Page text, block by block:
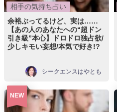
相手の気持ち占い
余裕ぶってるけど、実は……
【あの人のあなたへの“超ドン
引き級”本心】ドロドロ独占欲/
少しキモい妄想/本気で好き!?
シークエンスはやとも
NEW